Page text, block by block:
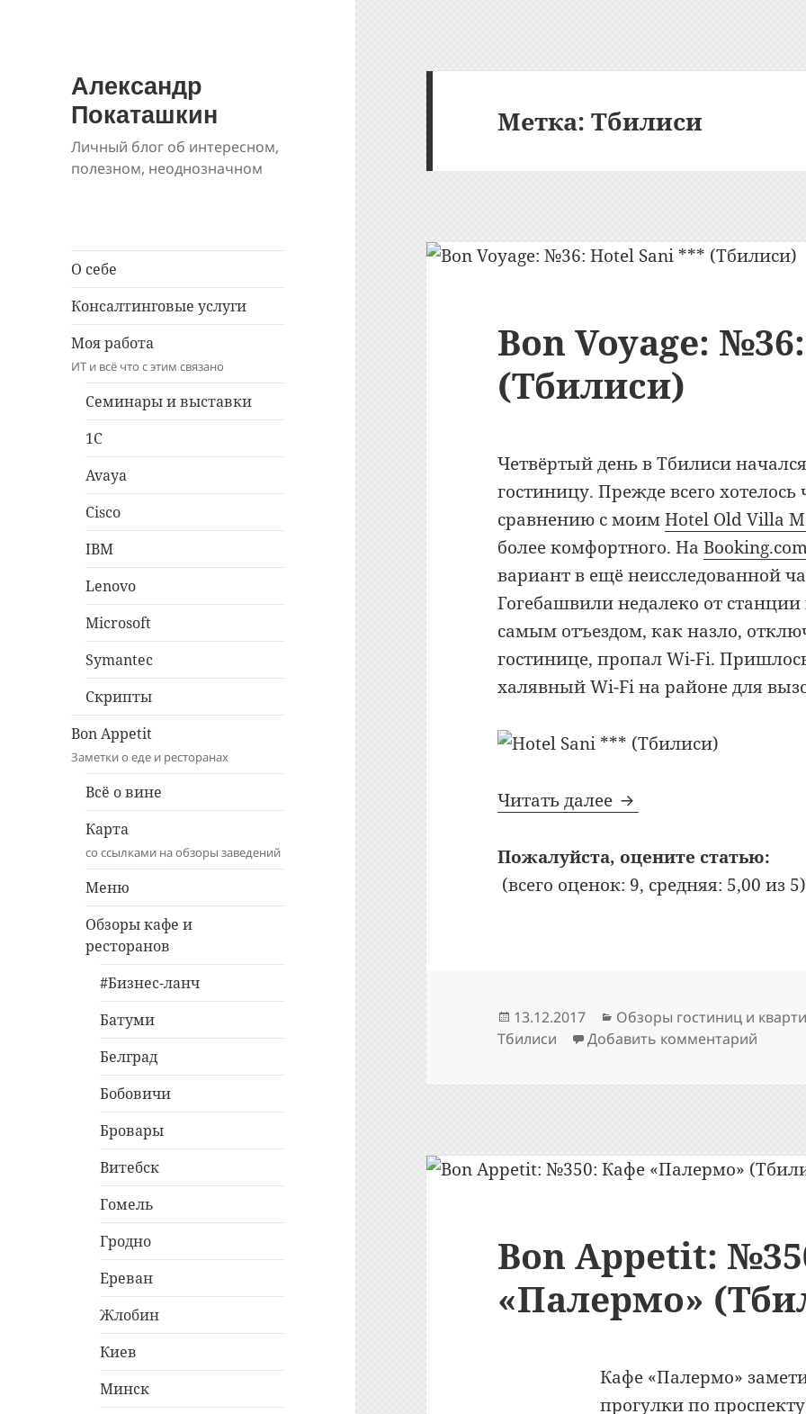
Александр
Покаташкин
Личный блог об интересном,
полезном, неоднозначном
О себе
Консалтинговые услуги
Моя работа
ИТ и всё что с этим связано
Семинары и выставки
1C
Avaya
Cisco
IBM
Lenovo
Microsoft
Symantec
Скрипты
Bon Appetit
Заметки о еде и ресторанах
Всё о вине
Карта
со ссылками на обзоры заведений
Меню
Обзоры кафе и
ресторанов
#Бизнес-ланч
Батуми
Белград
Бобовичи
Бровары
Витебск
Гомель
Гродно
Ереван
Жлобин
Киев
Минск
Метка:Тбилиси
Bon Voyage:
(Тбилиси)
Четвёртый день в Тбилиси
гостиницу. Прежде всего хотелось
сравнению с моимHotel Old Villa
более комфортного. На
вариант в ещё неисследованной
Гогебашвили недалеко от
самым отъездом, как назло,
гостинице, пропал Wi-Fi.
халявный Wi-Fi на районе для
Читать далее Bon Voyage: №36:
Пожалуйста, оцените статью:
(всего оценок: 9, средняя: 5,00 из 5)
Опубликовано
13.12.2017 Рубрики
Обзоры гостиниц и
Тбилиси
Добавить комментарий
Bon Appetit:
«Палермо»
Кафе «Палермо»
прогулкипо